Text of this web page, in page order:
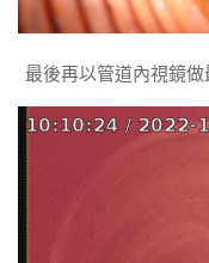
最後再以管道內視鏡